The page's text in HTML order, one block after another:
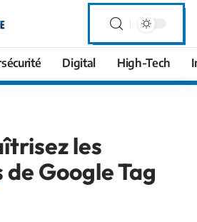
Digital High-Tech
les
Google Tag